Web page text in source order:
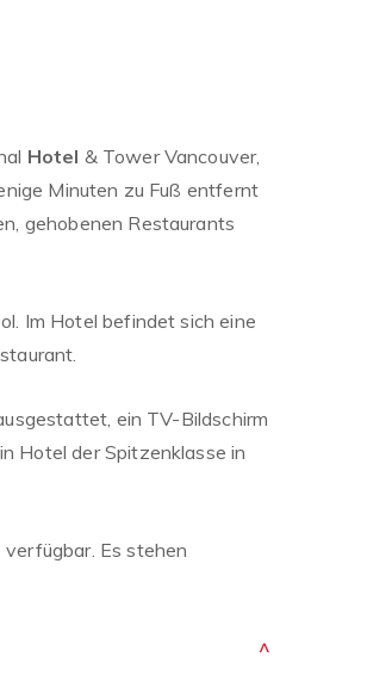
Hotel & Tower Vancouver,
Minuten zu Fuß entfernt
gehobenen Restaurants
Im Hotel befindet sich eine
ein TV-Bildschirm
Hotel der Spitzenklasse in
Es stehen
^